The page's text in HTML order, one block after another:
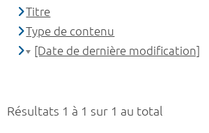
Résultats 1 à 1 sur 1 au total
Titre
Type de contenu
[Date de dernière modification]